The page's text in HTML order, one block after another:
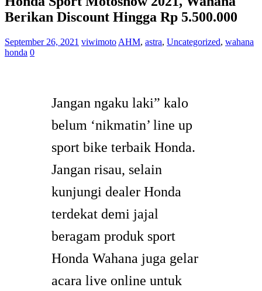
Berikan Discount Hingga Rp 5.500.000
September 26, 2021 viwimoto AHM, astra, Uncategorized, wahana
honda 0
Jangan ngaku laki” kalo
belum ‘nikmatin’ line up
sport bike terbaik Honda.
Jangan risau, selain
kunjungi dealer Honda
terdekat demi jajal
beragam produk sport
Honda Wahana juga gelar
acara live online untuk